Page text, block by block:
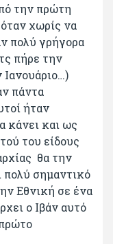
την πρώτη
χωρίς να
πολύ γρήγορα
πήρε την
πάντα
ήταν
κάνει και ως
του είδους
θα την
πολύ σημαντικό
Εθνική σε ένα
ο Ιβάν αυτό